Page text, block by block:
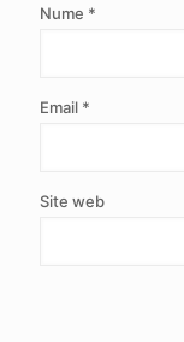
Nume *
Email *
Site web